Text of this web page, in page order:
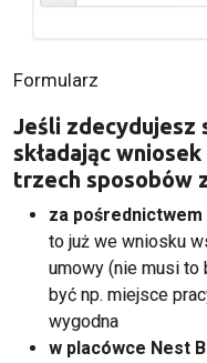
Formularz
Jeśli zdecydujesz
składając
trzech sposobów
za
to już we wniosku
umowy (nie musi to
być np. miejsce
wygodna
w placówce Nest